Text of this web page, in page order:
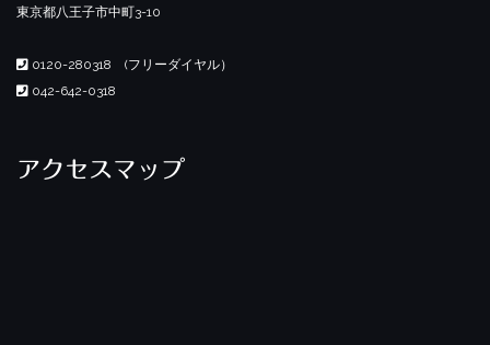
東京都八王子市中町3-10
0120-280318 (フリーダイヤル）
042-642-0318
アクセスマップ